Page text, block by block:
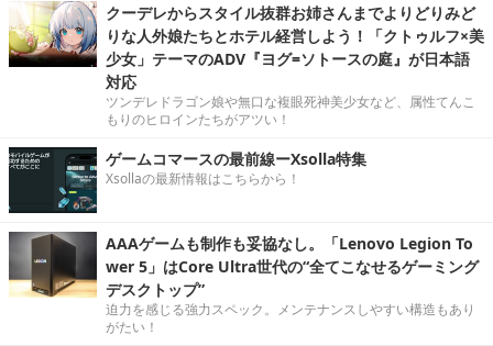
クーデレからスタイル抜群お姉さんまでよりどりみど
りな人外娘たちとホテル経営しよう！「クトゥルフ×美
少女」テーマのADV『ヨグ=ソトースの庭』が日本語
対応
ツンデレドラゴン娘や無口な複眼死神美少女など、属性てんこ
もりのヒロインたちがアツい！
ゲームコマースの最前線ーXsolla特集
Xsollaの最新情報はこちらから！
AAAゲームも制作も妥協なし。「Lenovo Legion To
wer 5」はCore Ultra世代の“全てこなせるゲーミング
デスクトップ”
迫力を感じる強力スペック。メンテナンスしやすい構造もあり
がたい！